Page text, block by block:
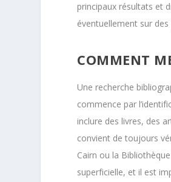
principaux résultats et
éventuellement sur
COMMENT
Une recherche
commence par
inclure des livres, des
convient de toujours
Cairn ou la
superficielle, et il est